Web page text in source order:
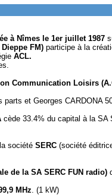
à Nîmes le 1er juillet 1987
Dieppe FM) participe à la
ACL.
Communication Loisirs
parts et Georges CARDONA
cède 33.4% du capital à la SA
société SERC (société
de la SA SERC FUN radio)
MHz. (1 kW)